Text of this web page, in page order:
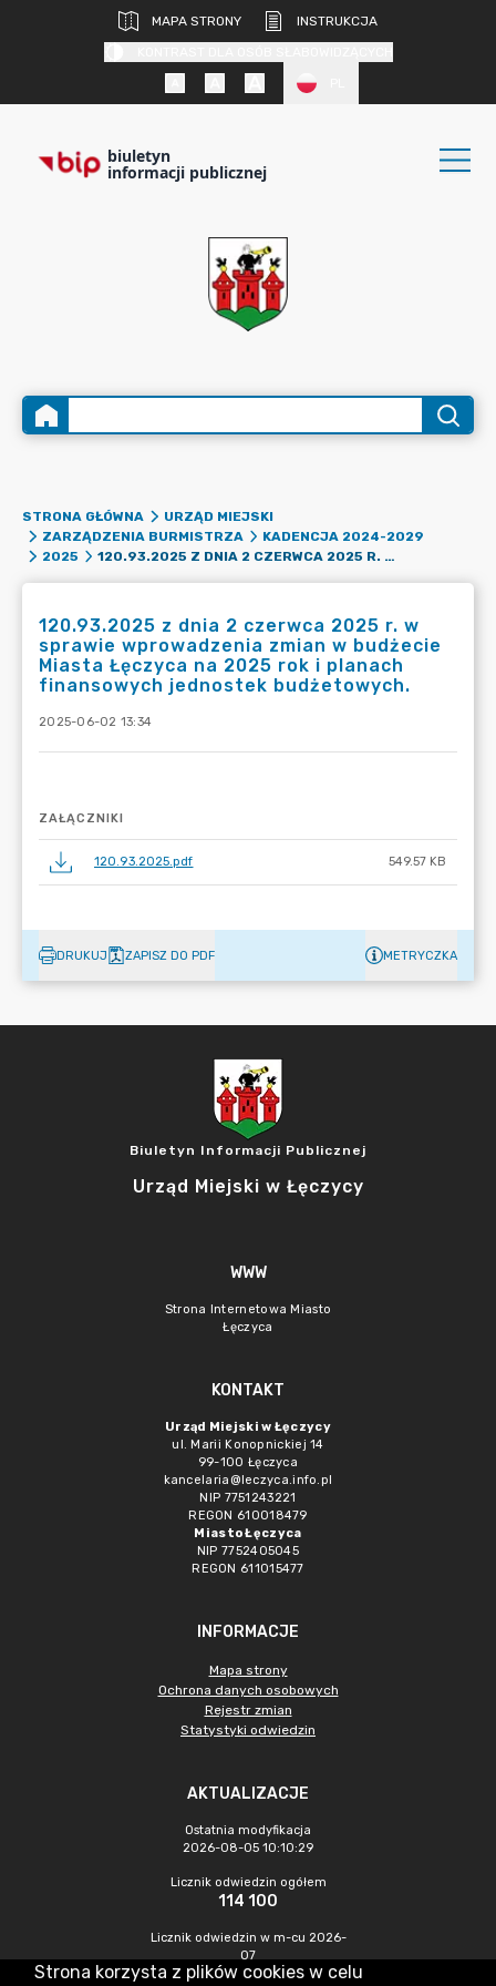
MAPA STRONY
INSTRUKCJA
biuletyn
informacji publicznej
STRONA GŁÓWNA
URZĄD MIEJSKI
ZARZĄDZENIA BURMISTRZA
KADENCJA 2024-2029
2025
120.93.2025 Z DNIA 2 CZERWCA 2025 R. W SPRAWIE WPROWADZENIA ZMIAN W BUDŻECIE MIASTA ŁĘCZYCA NA 2025 ROK I PLANACH FINANSOWYCH JEDNOSTEK BUDŻETOWYCH.
120.93.2025 z dnia 2 czerwca 2025 r. w
sprawie wprowadzenia zmian w budżecie
Miasta Łęczyca na 2025 rok i planach
finansowych jednostek budżetowych.
2025-06-02 13:34
ZAŁĄCZNIKI
120.93.2025.pdf 549.57 KB
DRUKUJ ZAPISZ DO PDF METRYCZKA
Biuletyn Informacji Publicznej
Urząd Miejski w Łęczycy
WWW
Strona Internetowa Miasto
Łęczyca
KONTAKT
Urząd Miejski w Łęczycy
ul. Marii Konopnickiej 14
99-100 Łęczyca
kancelaria@leczyca.info.pl
NIP 7751243221
REGON 610018479
Miasto Łęczyca
NIP 7752405045
REGON 611015477
INFORMACJE
Mapa strony
Ochrona danych osobowych
Rejestr zmian
Statystyki odwiedzin
AKTUALIZACJE
Ostatnia modyfikacja
2026-08-05 10:10:29
Licznik odwiedzin ogółem
114 100
Licznik odwiedzin w m-cu 2026-
07
619
Strona korzysta z plików cookies w celu